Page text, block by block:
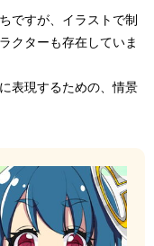
ですが、イラストで制
クターも存在していま
表現するための、情景